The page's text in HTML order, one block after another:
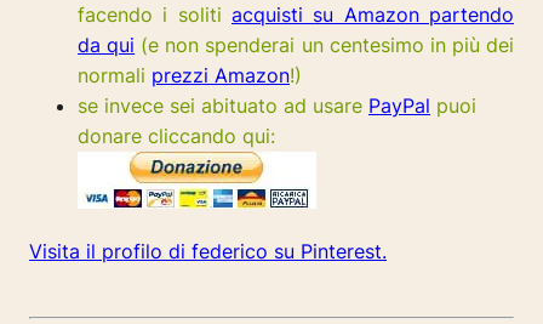
facendo i soliti acquisti su Amazon partendo
da qui (e non spenderai un centesimo in più dei
normali prezzi Amazon!)
se invece sei abituato ad usare PayPal puoi
donare cliccando qui:
Visita il profilo di federico su Pinterest.